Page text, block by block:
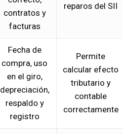
contratos y
facturas
reparos del SII
Fecha de
compra, uso
en el giro,
depreciación,
respaldo y
registro
Permite
calcular efecto
tributario y
contable
correctamente